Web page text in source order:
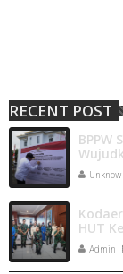
RECENT POST
HUT
Admin